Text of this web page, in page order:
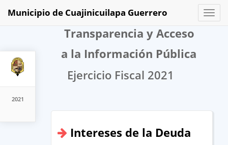
2021
Toggle
Municipio de Cuajinicuilapa Guerrero
Transparencia y Acceso
a la Información Pública
Ejercicio Fiscal 2021
Intereses de la Deuda